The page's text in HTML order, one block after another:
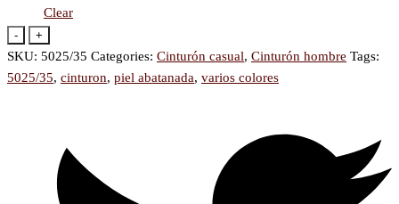
Clear
- +
SKU: 5025/35 Categories: Cinturón casual, Cinturón hombre Tags:
5025/35, cinturon, piel abatanada, varios colores